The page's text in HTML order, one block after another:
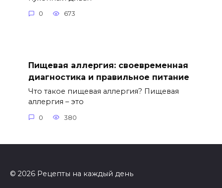
0 673
Пищевая аллергия: своевременная
диагностика и правильное питание
Что такое пищевая аллергия? Пищевая
аллергия – это
0 380
© 2026 Рецепты на каждый день